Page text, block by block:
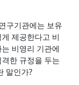
구기관에는 보유
제공한다고 비
비영리 기관에
한 규정을 두는
말인가?